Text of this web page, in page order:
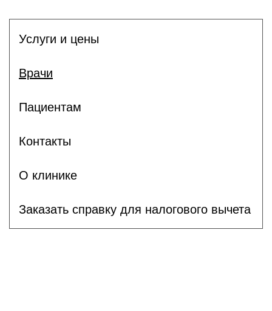
Услуги и цены
Врачи
Пациентам
Контакты
О клинике
Заказать справку для налогового вычета